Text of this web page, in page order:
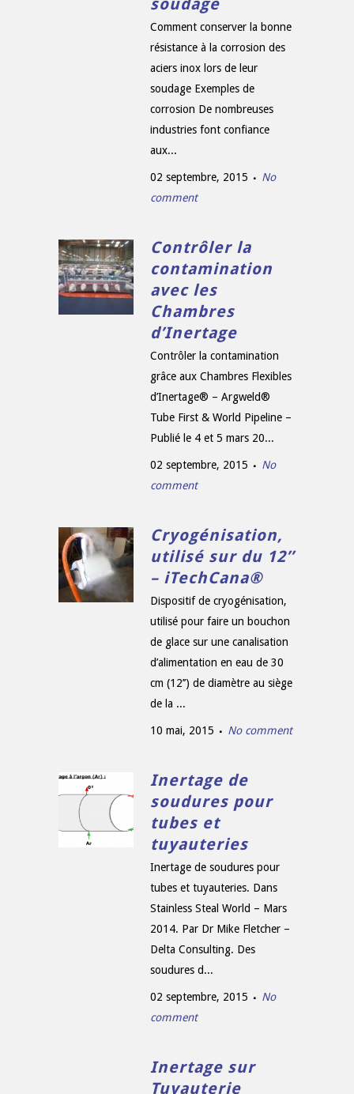
Comment conserver la bonne
résistance à la corrosion des
aciers inox lors de leur
soudage Exemples de
corrosion De nombreuses
industries font confiance
aux...
02 septembre, 2015
No
comment
Contrôler la
contamination
avec les
Chambres
d’Inertage
Contrôler la contamination
grâce aux Chambres Flexibles
d’Inertage® – Argweld®
Tube First & World Pipeline –
Publié le 4 et 5 mars 20...
02 septembre, 2015
No
comment
Cryogénisation,
utilisé sur du 12’’
– iTechCana®
Dispositif de cryogénisation,
utilisé pour faire un bouchon
de glace sur une canalisation
d’alimentation en eau de 30
cm (12’’) de diamètre au siège
de la ...
10 mai, 2015 No comment
Inertage de
soudures pour
tubes et
tuyauteries
Inertage de soudures pour
tubes et tuyauteries. Dans
Stainless Steal World – Mars
2014. Par Dr Mike Fletcher –
Delta Consulting. Des
soudures d...
02 septembre, 2015
No
comment
Inertage sur
Tuyauterie